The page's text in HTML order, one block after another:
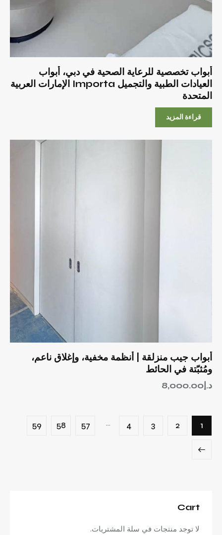
أبواب تخصصية للرعاية الصحية في دبي، أبواب
العيادات الطبية والتجميل Importa الإمارات العربية
المتحدة
قراءة المزيد
أبواب جيب منزلقة | أنظمة مخفية، وإغلاق ناعم،
ومُثبّتة في الحائط
د.إ8,000.00
2
3
4
…
57
58
59
Cart
لا توجد منتجات في سلة المشتريات.